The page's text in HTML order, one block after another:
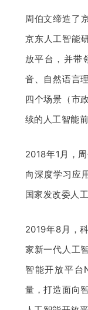
周伯文缔造了
京东人工智能
放平台，并带
音、自然语言
四个场景（市
续的人工智能
2018年1月，
向深度学习应
国家发改委人
2019年8月，
家新一代人工
智能开放平台
量，打造面向